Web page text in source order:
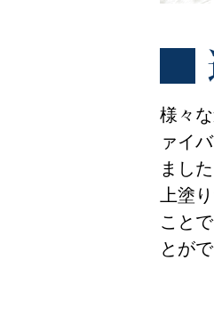
様々
ァイ
ました
上塗
こと
とが